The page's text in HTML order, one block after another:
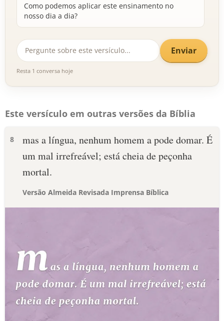
Como podemos aplicar este ensinamento no
nosso dia a dia?
Enviar
Resta 1 conversa hoje
Este versículo em outras versões da Bíblia
8
mas a língua, nenhum homem a pode domar. É
um mal irrefreável; está cheia de peçonha
mortal.
Versão Almeida Revisada Imprensa Bíblica